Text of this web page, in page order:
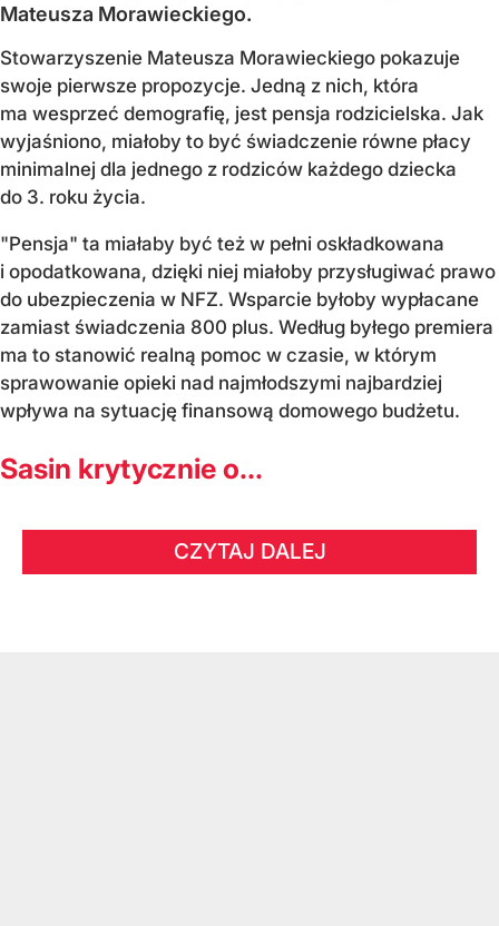
Mateusza Morawieckiego.
Stowarzyszenie Mateusza Morawieckiego pokazuje
swoje pierwsze propozycje. Jedną z nich, która
ma wesprzeć demografię, jest pensja rodzicielska. Jak
wyjaśniono, miałoby to być świadczenie równe płacy
minimalnej dla jednego z rodziców każdego dziecka
do 3. roku życia.
"Pensja" ta miałaby być też w pełni oskładkowana
i opodatkowana, dzięki niej miałoby przysługiwać prawo
do ubezpieczenia w NFZ. Wsparcie byłoby wypłacane
zamiast świadczenia 800 plus. Według byłego premiera
ma to stanowić realną pomoc w czasie, w którym
sprawowanie opieki nad najmłodszymi najbardziej
wpływa na sytuację finansową domowego budżetu.
Sasin krytycznie o...
CZYTAJ DALEJ